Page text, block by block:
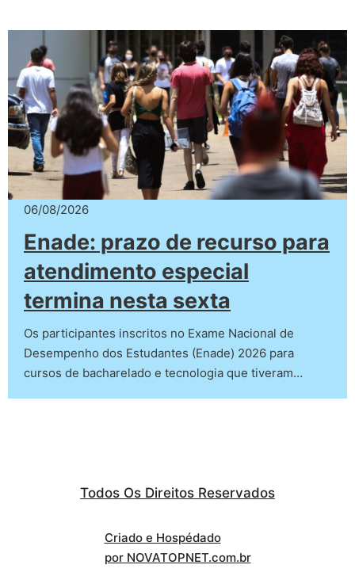
06/08/2026
Enade: prazo de recurso para
atendimento especial
termina nesta sexta
Os participantes inscritos no Exame Nacional de
Desempenho dos Estudantes (Enade) 2026 para
cursos de bacharelado e tecnologia que tiveram…
Todos Os Direitos Reservados
Criado e Hospédado
por NOVATOPNET.com.br